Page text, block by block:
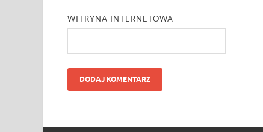
WITRYNA INTERNETOWA